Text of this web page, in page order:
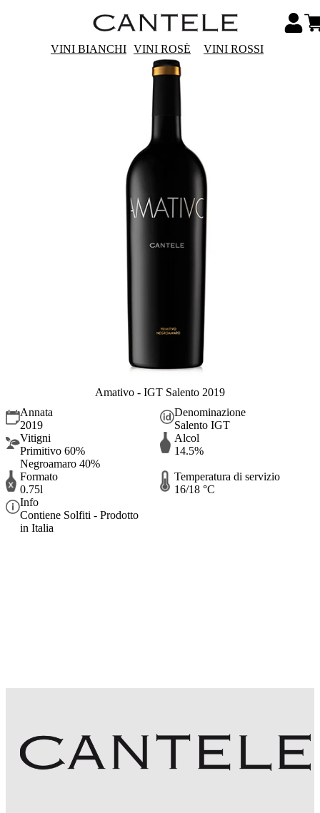
VINI BIANCHI VINI ROSÉ VINI ROSSI
Amativo - IGT Salento 2019
Annata
2019
Denominazione
Salento IGT
Vitigni
Primitivo 60%
Negroamaro 40%
Alcol
14.5%
Formato
0.75l
Temperatura di servizio
16/18 °C
Info
Contiene Solfiti - Prodotto
in Italia